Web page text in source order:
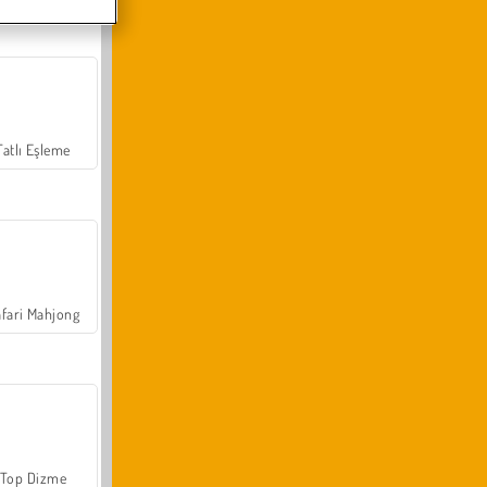
Eşleme
Mahjong
Top Dizme